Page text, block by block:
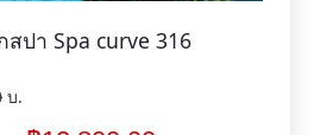
ปา Spa curve 316
บ.